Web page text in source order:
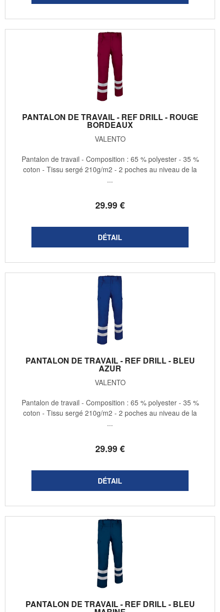
PANTALON DE TRAVAIL - REF DRILL - ROUGE
BORDEAUX
VALENTO
29.99€
Pantalon de travail - Composition : 65 % polyester - 35 %
coton - Tissu sergé 210g/m2 - 2 poches au niveau de la
...
PANTALON DE TRAVAIL - REF DRILL - BLEU
AZUR
VALENTO
29.99€
Pantalon de travail - Composition : 65 % polyester - 35 %
coton - Tissu sergé 210g/m2 - 2 poches au niveau de la
...
PANTALON DE TRAVAIL - REF DRILL - BLEU